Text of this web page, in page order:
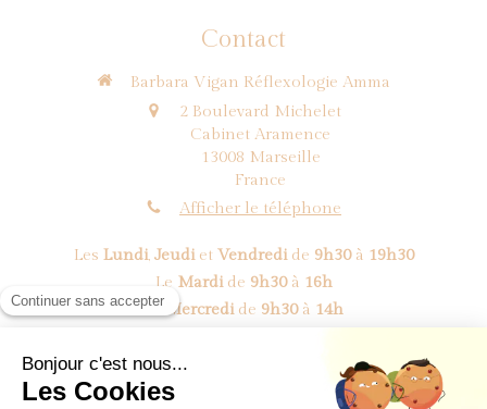
Contact
Barbara Vigan Réflexologie Amma
2 Boulevard Michelet
Cabinet Aramence
13008 Marseille
France
Afficher le téléphone
Les Lundi, Jeudiet Vendredide 9h30à 19h30
Le Mardide 9h30à 16h
Le Mercredide 9h30à 14h